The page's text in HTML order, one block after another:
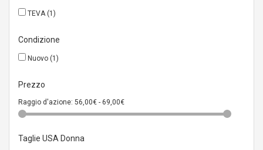
TEVA(1)
Condizione
Nuovo (1)
Prezzo
Raggio d'azione: 56,00€ - 69,00€
Taglie USA Donna